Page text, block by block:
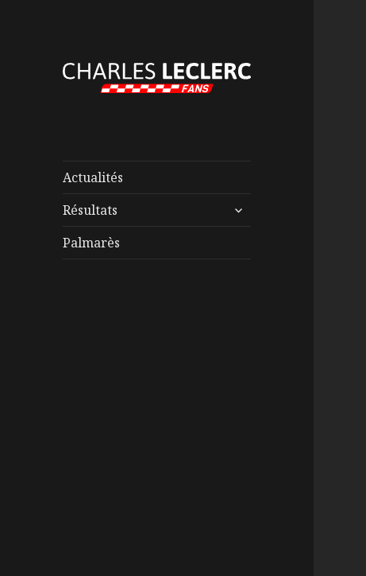
Actualités
Résultats
ouvrir
Palmarès